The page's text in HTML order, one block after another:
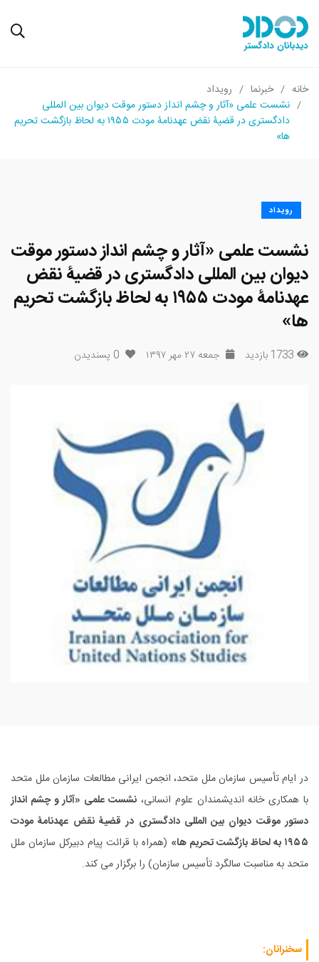
خانه خبرنما
رویداد
نشست علمی «آثار و چشم انداز دستور موقت دیوان بین المللی
دادگستری در قضیۀ نقض عهدنامۀ مودت ۱۹۵۵ به لحاظ بازگشت تحریم
ها»
رویداد
نشست علمی «آثار و چشم انداز دستور موقت
دیوان بین المللی دادگستری در قضیۀ نقض
عهدنامۀ مودت ۱۹۵۵ به لحاظ بازگشت تحریم
ها»
1733 بازدید جمعه ۲۷ مهر ۱۳۹۷ 0 پسندیدن
در ایام تأسیس سازمان ملل متحد، انجمن ایرانی مطالعات سازمان ملل متحد
با همکاری خانه اندیشمندان علوم انسانی، نشست علمی «آثار و چشم انداز
دستور موقت دیوان بین المللی دادگستری در قضیۀ نقض عهدنامۀ مودت
۱۹۵۵ به لحاظ بازگشت تحریم ها»
(همراه با قرائت پیام دبیرکل سازمان ملل
متحد به مناسبت سالگرد تأسیس سازمان) را برگزار می کند.
سخنرانان: